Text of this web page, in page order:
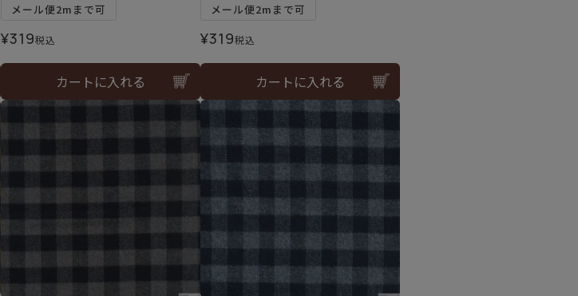
メール便2mまで可
¥319税込
カートに入れる
メール便2mまで可
¥319税込
カートに入れる